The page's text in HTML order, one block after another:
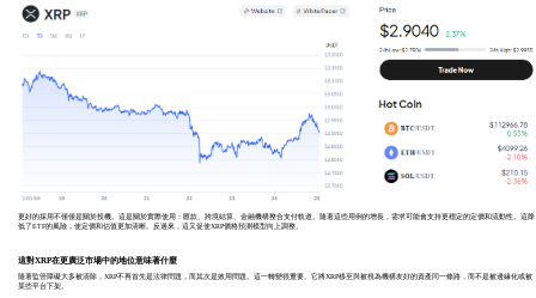
更好的採用不僅僅是關於投機。這是關於實際使用：匯款、跨境結算、金融機構整合支付軌道。隨著這些用例的增長，需求可能會支持更穩定的定價和流動性。這降
低了ETF的風險，使定價和估值更加清晰。反過來，這又促使XRP價格預測模型向上調整。
這對XRP在更廣泛市場中的地位意味著什麼
隨著監管障礙大多被清除，XRP不再首先是法律問題，而其次是效用問題。這一轉變很重要。它將XRP移至與被視為機構友好的資產同一條路，而不是被邊緣化或被
某些平台下架。